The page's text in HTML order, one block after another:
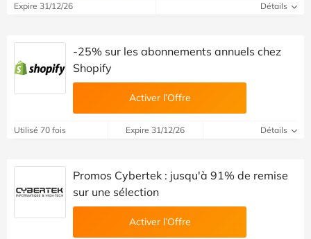
Expire 31/12/26 Détails
-25% sur les abonnements annuels chez
Shopify
Activer l’Offre
Utilisé 70 fois Expire 31/12/26 Détails
Promos Cybertek : jusqu'à 91% de remise
sur une sélection
Activer l’Offre